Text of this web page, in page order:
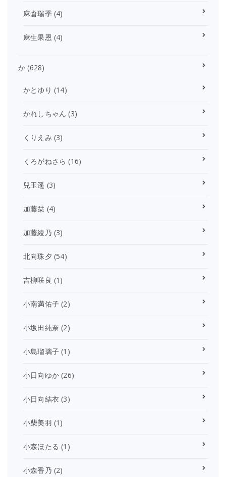
麻倉瑞季(4)
麻生果恩 (4)
か (628)
かとゆり (14)
かれしちゃん (3)
くりえみ (3)
くろがねさら (16)
兒玉遥 (3)
加藤栞 (4)
加藤綾乃 (3)
北向珠夕 (54)
吉柳咲良 (1)
小南満佑子 (2)
小坂田純奈 (2)
小島瑠璃子 (1)
小日向ゆか (26)
小日向結衣 (3)
小柴美羽 (1)
小森ほたる (1)
小森香乃 (2)